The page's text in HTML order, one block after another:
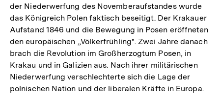
der Niederwerfung des Novemberaufstandes wurde
das Königreich Polen faktisch beseitigt. Der Krakauer
Aufstand 1846 und die Bewegung in Posen eröffneten
den europäischen „Völkerfrühling". Zwei Jahre danach
brach die Revolution im Großherzogtum Posen, in
Krakau und in Galizien aus. Nach ihrer militärischen
Niederwerfung verschlechterte sich die Lage der
polnischen Nation und der liberalen Kräfte in Europa.